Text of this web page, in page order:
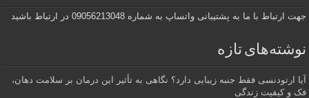
جهت ارتباط با ما به پشتیبانی واتساپ به شماره 09056213048 در ارتباط باشید
نوشته‌های تازه
آیا ارتودنسی فقط جنبه زیبایی دارد؟ نگاهی به تأثیر این درمان بر سلامت دهان،
فک و کیفیت زندگی